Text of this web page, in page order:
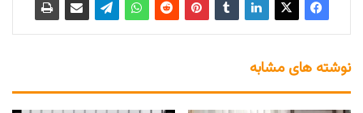
نوشته های مشابه